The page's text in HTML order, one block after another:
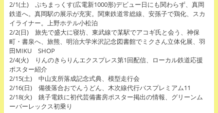
2/1(土) ぷちまっくす(広電新1000形)デビュー日にも関わらず、真岡
鉄道へ。真岡駅の展示が充実。関東鉄道常総線、安孫子で鶏化、スカ
イライナー。上野ホテル小松泊
2/2(日) 旅先で盛大に寝坊、東武線で某駅でアコギ氏と会う、神保
町・書泉へ、旅熊、明治大学米沢記念図書館でミクさん立体化展、羽
田MIKU SHOP
2/4(火) りんのきらりんエクスプレス第1回配信、ローカル鉄道応援
ポスター紹介
2/15(土) 中山支所落成記念式典、模型走行会
2/16(日) 備後落合おでんうどん、木次線代行バスプレミアム11
2/18(火) 銚子電鉄に初代芸備書房ポスター掲出の情報、グリーンム
ーバーレックス初乗り